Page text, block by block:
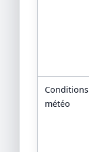
Conditions
météo